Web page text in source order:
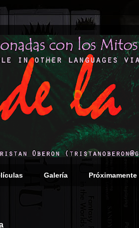
Galería Próximamente